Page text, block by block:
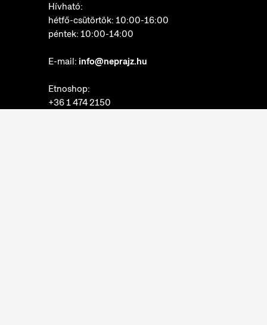
Hívható:
hétfő-csütörtök: 10:00-16:00
péntek: 10:00-14:00
E-mail: info@neprajz.hu
Etnoshop:
+36 1 474 2150